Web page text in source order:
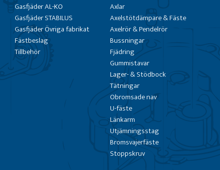
Gasfjäder AL-KO
Gasfjäder STABILUS
Gasfjäder Övriga fabrikat
Fästbeslag
Tillbehör
Axlar
Axelstötdämpare & Fäste
Axelrör & Pendelrör
Bussningar
Fjädring
Gummistavar
Lager- & Stödbock
Tätningar
Obromsade nav
U-fäste
Länkarm
Utjämningsstag
Bromsvajerfäste
Stoppskruv